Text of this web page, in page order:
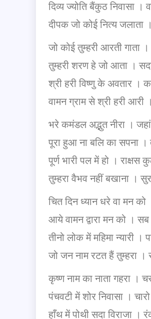
दिव्य ज्योति बैंकुठ निवासा
दीपक जो कोई नित्य
जो कोई तुम्हरी आरती गाता
तुम्हरी शरण हे जो आता ।
श्री हरी विष्णु के अवतार ।
वामन ग्राम से श्री हरी आरी
भरे कमंडल अद्भुत नीरा ।
पूरा हुआ ना बलि का सपना
पूर्ण भारी पल में हो ।
तुम्हरा वैभव नहीं बखाना ।
चित दिन ध्यान धरे वा मन
आये वामन द्वारा मन को ।
तीनो लोक में महिमा न्यारी
जो जन नाम रटत हैं तुम्हरा
कृष्ण नाम का नाता गहरा ।
पंचवटी में शोर निवासा ।
हाँथ में पोथी सदा विराजा